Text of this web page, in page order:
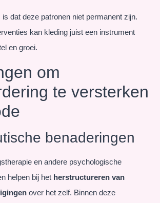
dat deze patronen niet permanent zijn.
kan kleding juist een instrument
en groei.
om
te versterken
benaderingen
en andere psychologische
helpen bij het herstructureren van
over het zelf. Binnen deze